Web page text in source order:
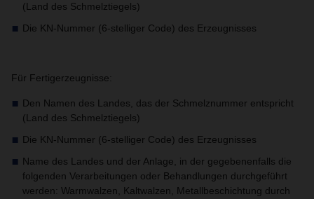
(Land des Schmelztiegels)
Die KN-Nummer (6-stelliger Code) des Erzeugnisses
Für Fertigerzeugnisse:
Den Namen des Landes, das der Schmelznummer entspricht
(Land des Schmelztiegels)
Die KN-Nummer (6-stelliger Code) des Erzeugnisses
Name des Landes und der Anlage, in der gegebenenfalls die
folgenden Verarbeitungen oder Behandlungen durchgeführt
werden: Warmwalzen, Kaltwalzen, Metallbeschichtung durch